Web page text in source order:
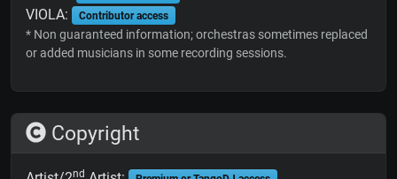
VIOLA: Contributor access
* Non guaranteed information; orchestras sometimes replaced
or added musicians in some recording sessions.
Copyright
nd